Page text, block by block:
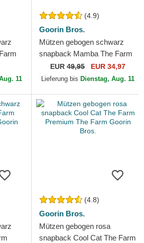
11
(4.9)
Goorin Bros.
Mützen gebogen schwarz
snapback Mamba The Farm
Premium The Farm Goorin
Bros.
EUR 49,95 EUR 34,97
Lieferung bis Dienstag, Aug. 11
(4.8)
Goorin Bros.
Mützen gebogen rosa
snapback Cool Cat The Farm